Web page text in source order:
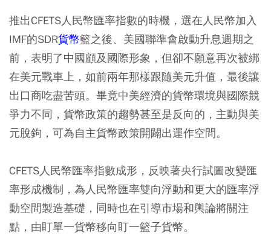
推出CFETS人民幣匯率指數的時機，選在人民幣加入
IMF的SDR貨幣籃之後、美國聯準會啟動升息週期之
前，表明了中國顧及國際形象，但卻不願意再次被綁
在美元戰車上，如前兩年那樣跟隨美元升值，最後讓
出口商吃盡苦頭。畢竟中美經濟的貨幣環境與國際競
爭力不同，貨幣政策的趨勢甚至是反向的，主動與美
元脫鉤，可為自主貨幣政策開闢出運作空間。
CFETS人民幣匯率指數成形，反映著央行試圖改變匯
率形成機制，為人民幣匯率雙向浮動和更大的匯率浮
動空間製造基礎，同時也在引導市場和輿論將關注
點，由盯單一貨幣移向盯一籃子貨幣。